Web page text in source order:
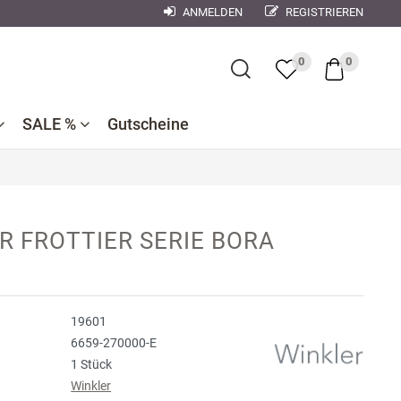
×
ANMELDEN REGISTRIEREN
SALE %
Badtextilien
Bettlaken,
Spannbetttücher
Bettwäsche
Küchentextilien
Dekokissen
Kinderbettwäsche
Wohndecken
Gutscheine
0 0
FROTTIER SERIE BORA
19601
6659-270000-E
1 Stück
Winkler